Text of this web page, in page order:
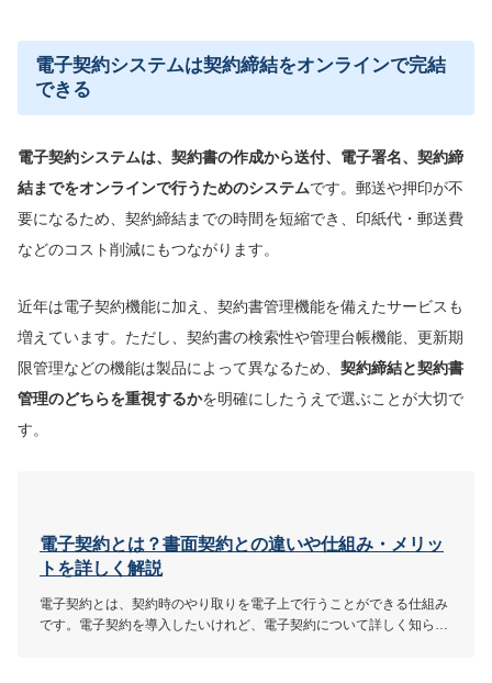
電子契約システムは契約締結をオンラインで完結
できる
電子契約システムは、契約書の作成から送付、電子署名、契約締
結までをオンラインで行うためのシステムです。郵送や押印が不
要になるため、契約締結までの時間を短縮でき、印紙代・郵送費
などのコスト削減にもつながります。
近年は電子契約機能に加え、契約書管理機能を備えたサービスも
増えています。ただし、契約書の検索性や管理台帳機能、更新期
限管理などの機能は製品によって異なるため、 契約締結と契約書
管理のどちらを重視するかを明確にしたうえで選ぶことが大切で
す。
電子契約とは？書面契約との違いや仕組み・メリッ
トを詳しく解説
電子契約とは、契約時のやり取りを電子上で行うことができる仕組み
です。電子契約を導入したいけれど、電子契約について詳しく知らな